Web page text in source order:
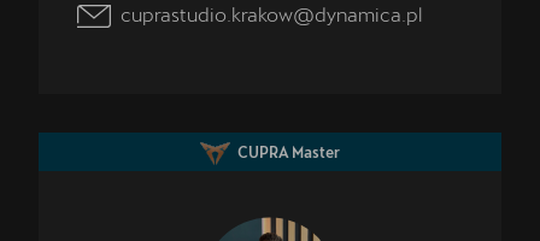
cuprastudio.krakow@dynamica.pl
CUPRA Master